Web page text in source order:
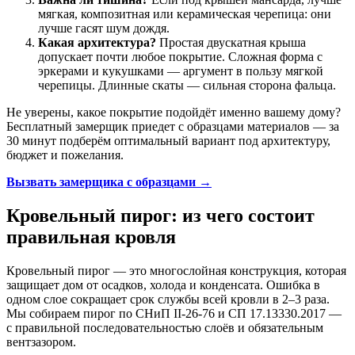
мягкая, композитная или керамическая черепица: они
лучше гасят шум дождя.
Какая архитектура? Простая двускатная крыша
допускает почти любое покрытие. Сложная форма с
эркерами и кукушками — аргумент в пользу мягкой
черепицы. Длинные скаты — сильная сторона фальца.
Не уверены, какое покрытие подойдёт именно вашему дому?
Бесплатный замерщик приедет с образцами материалов — за
30 минут подберём оптимальный вариант под архитектуру,
бюджет и пожелания.
Вызвать замерщика с образцами →
Кровельный пирог: из чего состоит
правильная кровля
Кровельный пирог — это многослойная конструкция, которая
защищает дом от осадков, холода и конденсата. Ошибка в
одном слое сокращает срок службы всей кровли в 2–3 раза.
Мы собираем пирог по СНиП II-26-76 и СП 17.13330.2017 —
с правильной последовательностью слоёв и обязательным
вентзазором.